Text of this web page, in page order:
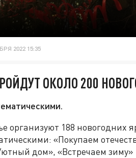
2022 15:35
ОКОЛО 200
организуют 188 новогодних
«Покупаем
дом», «Встречаем